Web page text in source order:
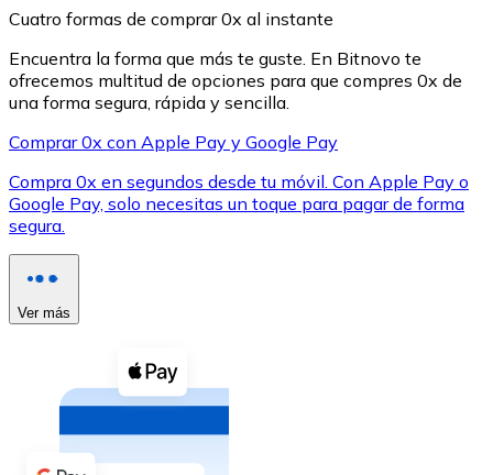
Ver todo
Compra criptomonedas con efectivo en tu tienda más
Comprar con efectivo
Transferencia SEPA
Añade fondos a tu cuenta Bitnovo o realiza compras
Cuatro formas de comprar 0x al instante
Encuentra la forma que más te guste. En Bitnovo te
ofrecemos multitud de opciones para que compres 0x de
una forma segura, rápida y sencilla.
Comprar 0x con Apple Pay y Google Pay
Compra 0x en segundos desde tu móvil. Con Apple Pay o
Google Pay, solo necesitas un toque para pagar de forma
segura.
Ver más